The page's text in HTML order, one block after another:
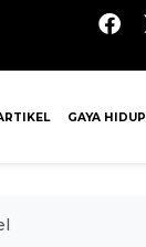
GAYA HIDUP